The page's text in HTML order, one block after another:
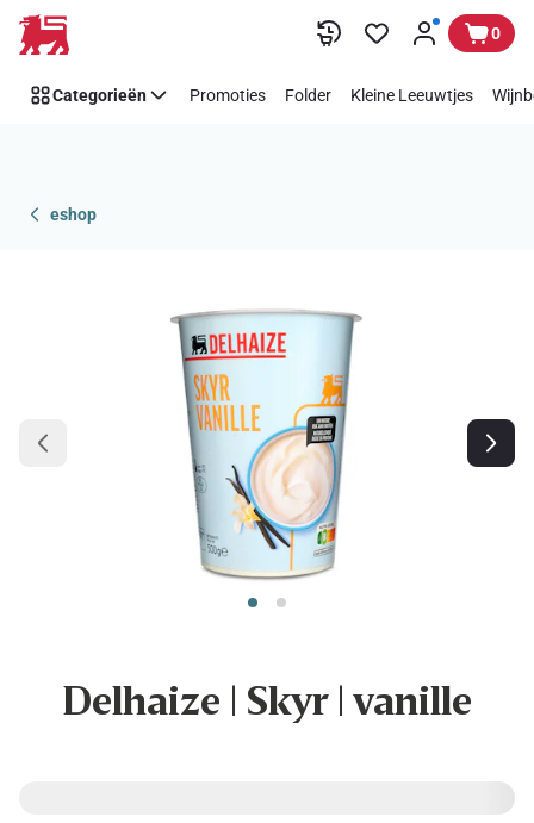
Overslaan 0
Categorieën Promoties Folder Kleine Leeuwtjes
eshop
Delhaize | Skyr | vanille